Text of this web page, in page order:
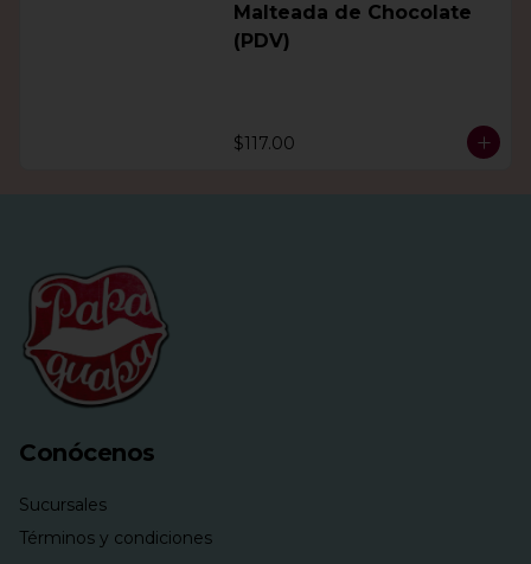
Malteada de Chocolate
(PDV)
$117.00
Conócenos
Sucursales
Términos y condiciones